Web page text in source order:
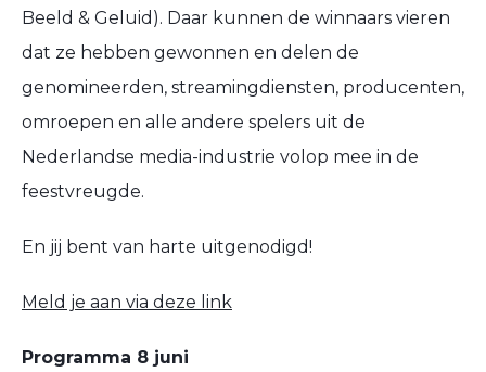
Beeld & Geluid). Daar kunnen de winnaars vieren
dat ze hebben gewonnen en delen de
genomineerden, streamingdiensten, producenten,
omroepen en alle andere spelers uit de
Nederlandse media-industrie volop mee in de
feestvreugde.
En jij bent van harte uitgenodigd!
Meld je aan via deze link
Programma 8 juni